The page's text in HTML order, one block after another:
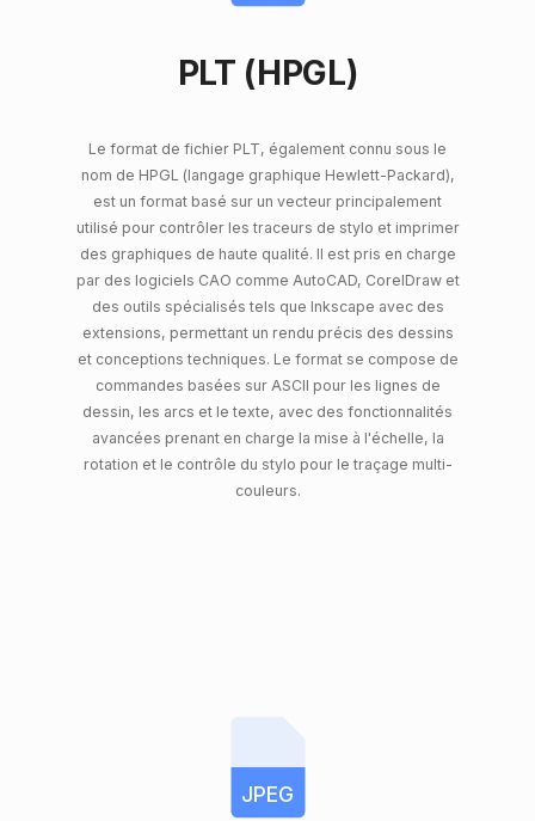
PLT (HPGL)
Le format de fichier PLT, également connu sous le
nom de HPGL (langage graphique Hewlett-Packard),
est un format basé sur un vecteur principalement
utilisé pour contrôler les traceurs de stylo et imprimer
des graphiques de haute qualité. Il est pris en charge
par des logiciels CAO comme AutoCAD, CorelDraw et
des outils spécialisés tels que Inkscape avec des
extensions, permettant un rendu précis des dessins
et conceptions techniques. Le format se compose de
commandes basées sur ASCII pour les lignes de
dessin, les arcs et le texte, avec des fonctionnalités
avancées prenant en charge la mise à l'échelle, la
rotation et le contrôle du stylo pour le traçage multi-
couleurs.
JPEG